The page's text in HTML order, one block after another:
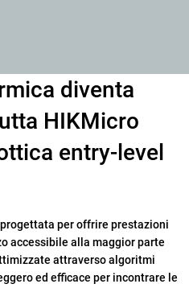
diventa
HIKMicro
entry-level
per offrire prestazioni
accessibile alla maggior parte
attraverso algoritmi
ed efficace per incontrare le